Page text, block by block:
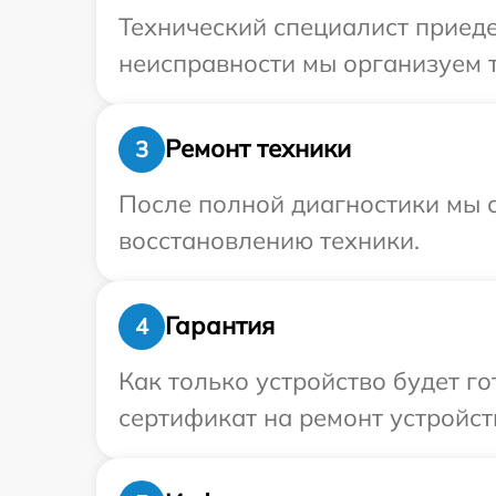
Технический специалист
неисправности мы организуем
3
Ремонт техники
После полной диагностики мы
восстановлению техники.
4
Гарантия
Как только устройство будет
сертификат на ремонт